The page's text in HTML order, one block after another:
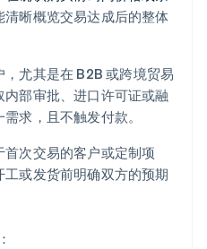
清晰概览交易达成后的整体
，尤其是在 B2B 或跨境贸易
部审批、进口许可证或融
求，且不触发付款。
首次交易的客户或定制项
或发货前明确双方的预期